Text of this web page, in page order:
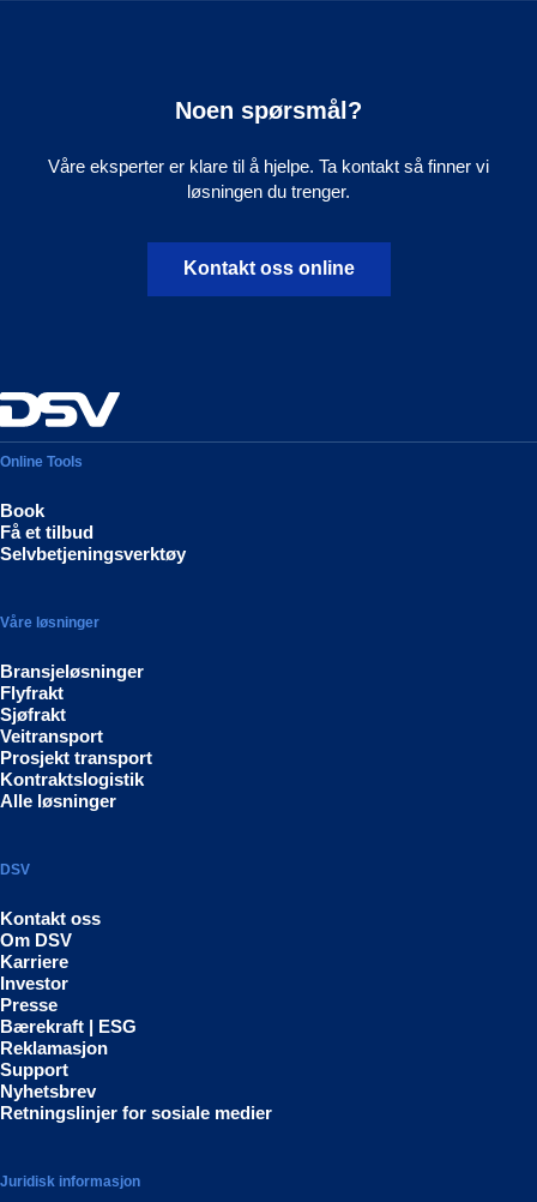
Noen spørsmål?
Våre eksperter er klare til å hjelpe. Ta kontakt så finner vi
løsningen du trenger.
Kontakt oss online
Online Tools
Book
Få et tilbud
Selvbetjeningsverktøy
Våre løsninger
Bransjeløsninger
Flyfrakt
Sjøfrakt
Veitransport
Prosjekt transport
Kontraktslogistik
Alle løsninger
DSV
Kontakt oss
Om DSV
Karriere
Investor
Presse
Bærekraft | ESG
Reklamasjon
Support
Nyhetsbrev
Retningslinjer for sosiale medier
Juridisk informasjon